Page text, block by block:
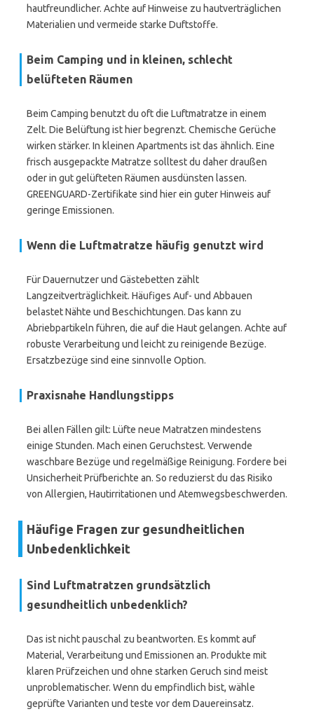
hautfreundlicher. Achte auf Hinweise zu hautverträglichen
Materialien und vermeide starke Duftstoffe.
Beim Camping und in kleinen, schlecht
belüfteten Räumen
Beim Camping benutzt du oft die Luftmatratze in einem
Zelt. Die Belüftung ist hier begrenzt. Chemische Gerüche
wirken stärker. In kleinen Apartments ist das ähnlich. Eine
frisch ausgepackte Matratze solltest du daher draußen
oder in gut gelüfteten Räumen ausdünsten lassen.
GREENGUARD-Zertifikate sind hier ein guter Hinweis auf
geringe Emissionen.
Wenn die Luftmatratze häufig genutzt wird
Für Dauernutzer und Gästebetten zählt
Langzeitverträglichkeit. Häufiges Auf- und Abbauen
belastet Nähte und Beschichtungen. Das kann zu
Abriebpartikeln führen, die auf die Haut gelangen. Achte auf
robuste Verarbeitung und leicht zu reinigende Bezüge.
Ersatzbezüge sind eine sinnvolle Option.
Praxisnahe Handlungstipps
Bei allen Fällen gilt: Lüfte neue Matratzen mindestens
einige Stunden. Mach einen Geruchstest. Verwende
waschbare Bezüge und regelmäßige Reinigung. Fordere bei
Unsicherheit Prüfberichte an. So reduzierst du das Risiko
von Allergien, Hautirritationen und Atemwegsbeschwerden.
Häufige Fragen zur gesundheitlichen
Unbedenklichkeit
Sind Luftmatratzen grundsätzlich
gesundheitlich unbedenklich?
Das ist nicht pauschal zu beantworten. Es kommt auf
Material, Verarbeitung und Emissionen an. Produkte mit
klaren Prüfzeichen und ohne starken Geruch sind meist
unproblematischer. Wenn du empfindlich bist, wähle
geprüfte Varianten und teste vor dem Dauereinsatz.